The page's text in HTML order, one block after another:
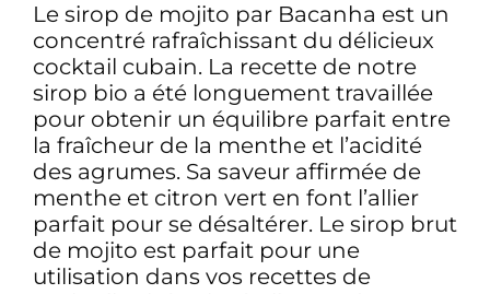
Le sirop de mojito par Bacanha est un
concentré rafraîchissant du délicieux
cocktail cubain. La recette de notre
sirop bio a été longuement travaillée
pour obtenir un équilibre parfait entre
la fraîcheur de la menthe et l’acidité
des agrumes. Sa saveur affirmée de
menthe et citron vert en font l’allier
parfait pour se désaltérer. Le sirop brut
de mojito est parfait pour une
utilisation dans vos recettes de